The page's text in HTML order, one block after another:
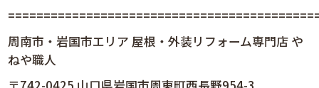
周南市・岩国市エリア 屋根・外装リフォーム専門店 や
ねや職人